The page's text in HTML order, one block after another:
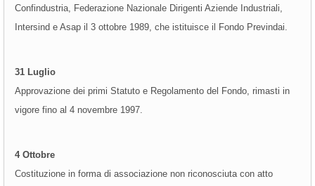
Confindustria, Federazione Nazionale Dirigenti Aziende Industriali,
Intersind e Asap il 3 ottobre 1989, che istituisce il Fondo Previndai.
31 Luglio
Approvazione dei primi Statuto e Regolamento del Fondo, rimasti in
vigore fino al 4 novembre 1997.
4 Ottobre
Costituzione in forma di associazione non riconosciuta con atto